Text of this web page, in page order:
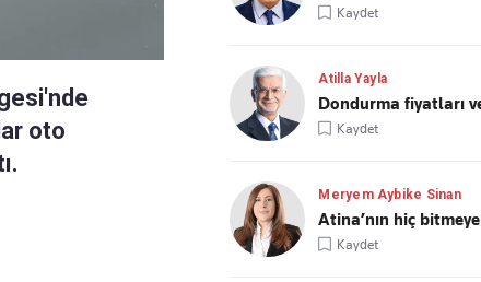
oto
Kaydet
Atilla Yayla
Dondurma fiyatları
Kaydet
Meryem Aybike Sinan
Atina’nın hiç
Kaydet